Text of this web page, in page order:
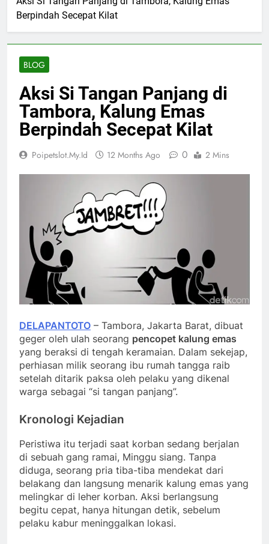
Berpindah Secepat Kilat
BLOG
Aksi Si Tangan Panjang di
Tambora, Kalung Emas
Berpindah Secepat Kilat
Poipetslot.my.id 12 Months Ago 0 2 Mins
DELAPANTOTO – Tambora, Jakarta Barat, dibuat
geger oleh ulah seorang pencopet kalung emas
yang beraksi di tengah keramaian. Dalam sekejap,
perhiasan milik seorang ibu rumah tangga raib
setelah ditarik paksa oleh pelaku yang dikenal
warga sebagai “si tangan panjang”.
Kronologi Kejadian
Peristiwa itu terjadi saat korban sedang berjalan
di sebuah gang ramai, Minggu siang. Tanpa
diduga, seorang pria tiba-tiba mendekat dari
belakang dan langsung menarik kalung emas yang
melingkar di leher korban. Aksi berlangsung
begitu cepat, hanya hitungan detik, sebelum
pelaku kabur meninggalkan lokasi.